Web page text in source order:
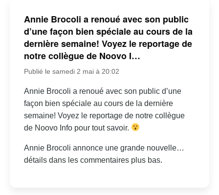
Annie Brocoli a renoué avec son public
d’une façon bien spéciale au cours de la
dernière semaine! Voyez le reportage de
notre collègue de Noovo I…
Publié le samedi 2 mai à 20:02
Annie Brocoli a renoué avec son public d’une
façon bien spéciale au cours de la dernière
semaine! Voyez le reportage de notre collègue
de Noovo Info pour tout savoir.
Annie Brocoli annonce une grande nouvelle…
détails dans les commentaires plus bas.